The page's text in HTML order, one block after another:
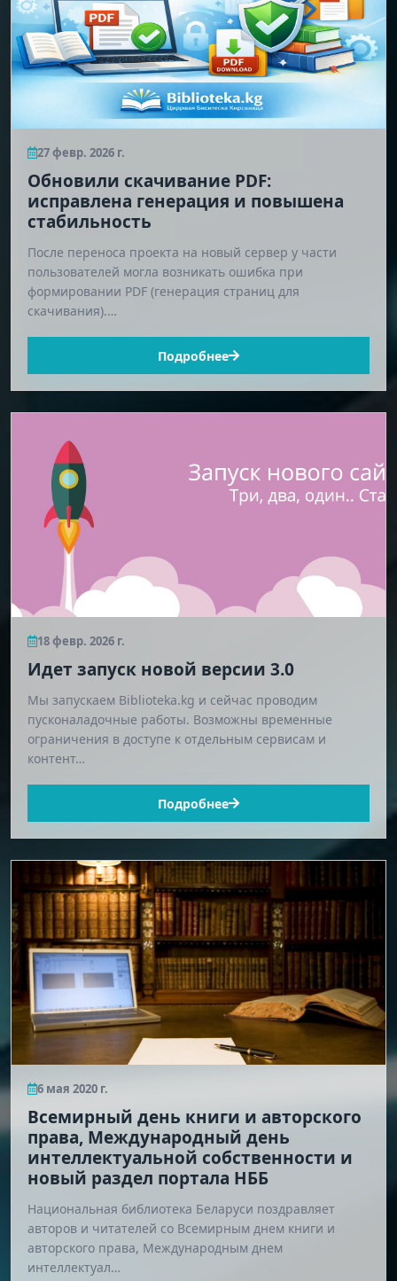
27 февр. 2026 г.
Обновили скачивание PDF:
исправлена генерация и повышена
стабильность
После переноса проекта на новый сервер у части
пользователей могла возникать ошибка при
формировании PDF (генерация страниц для
скачивания).…
Подробнее
18 февр. 2026 г.
Идет запуск новой версии 3.0
Мы запускаем Biblioteka.kg и сейчас проводим
пусконаладочные работы. Возможны временные
ограничения в доступе к отдельным сервисам и
контент…
Подробнее
6 мая 2020 г.
Всемирный день книги и авторского
права, Международный день
интеллектуальной собственности и
новый раздел портала НББ
Национальная библиотека Беларуси поздравляет
авторов и читателей со Всемирным днем книги и
авторского права, Международным днем
интеллектуал…